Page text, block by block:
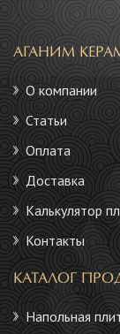
АГАНИМ
О компании
Статьи
Оплата
Доставка
Калькулятор
Контакты
КАТАЛОГ
Напольная